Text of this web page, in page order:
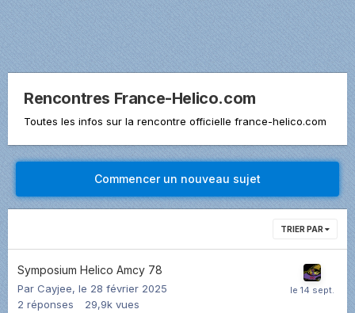
Rencontres France-Helico.com
Toutes les infos sur la rencontre officielle france-helico.com
Commencer un nouveau sujet
TRIER PAR
Symposium Helico Amcy 78
Par Cayjee, le 28 février 2025
2 réponses 29,9k vues